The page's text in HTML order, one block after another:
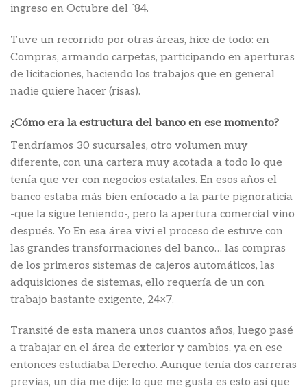
ingreso en Octubre del ´84.
Tuve un recorrido por otras áreas, hice de todo: en
Compras, armando carpetas, participando en aperturas
de licitaciones, haciendo los trabajos que en general
nadie quiere hacer (risas).
¿Cómo era la estructura del banco en ese momento?
Tendríamos 30 sucursales, otro volumen muy
diferente, con una cartera muy acotada a todo lo que
tenía que ver con negocios estatales. En esos años el
banco estaba más bien enfocado a la parte pignoraticia
-que la sigue teniendo-, pero la apertura comercial vino
después. Yo En esa área vivi el proceso de estuve con
las grandes transformaciones del banco… las compras
de los primeros sistemas de cajeros automáticos, las
adquisiciones de sistemas, ello requería de un con
trabajo bastante exigente, 24×7.
Transité de esta manera unos cuantos años, luego pasé
a trabajar en el área de exterior y cambios, ya en ese
entonces estudiaba Derecho. Aunque tenía dos carreras
previas, un día me dije: lo que me gusta es esto así que